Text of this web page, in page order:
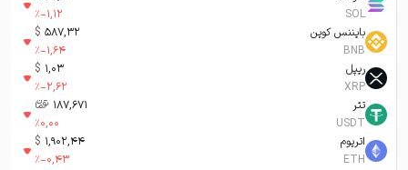
SOL
%-1,12
بایننس کوین
BNB
587,32
$
%-1,64
ریپل
XRP
1,03
$
%-2,62
تتر
USDT
187,671 تومان-ء
%0,00
اتریوم
ETH
1,902,44
$
%-0,43